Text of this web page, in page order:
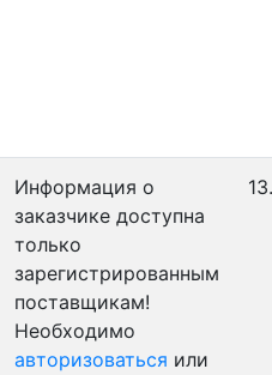
Информация о
заказчике доступна
только
зарегистрированным
поставщикам!
Необходимо
авторизоваться или